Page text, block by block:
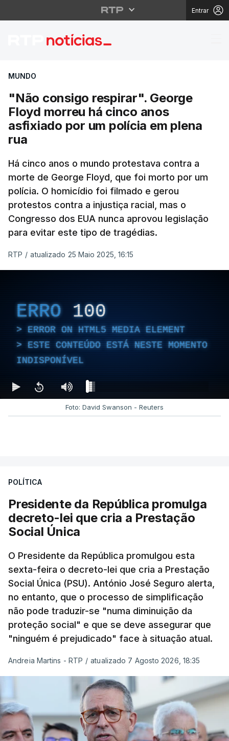
Entrar
"Não consigo
MUNDO
"Não consigo respirar". George
Floyd morreu há cinco anos
asfixiado por um polícia em plena
rua
Há cinco anos o mundo protestava contra a
morte de George Floyd, que foi morto por um
polícia. O homicídio foi filmado e gerou
protestos contra a injustiça racial, mas o
Congresso dos EUA nunca aprovou legislação
para evitar este tipo de tragédias.
RTP / atualizado 25 Maio 2025, 16:15
ERRO 100
ERROR ON HTML5 MEDIA ELEMENT
ESTE CONTEÚDO ESTÁ NESTE MOMENTO
INDISPONÍVEL
Foto: David Swanson - Reuters
POLÍTICA
Presidente da República promulga
decreto-lei que cria a Prestação
Social Única
O Presidente da República promulgou esta
sexta-feira o decreto-lei que cria a Prestação
Social Única (PSU). António José Seguro alerta,
no entanto, que o processo de simplificação
não pode traduzir-se "numa diminuição da
proteção social" e que se deve assegurar que
"ninguém é prejudicado" face à situação atual.
Andreia Martins - RTP / atualizado 7 Agosto 2026, 18:35